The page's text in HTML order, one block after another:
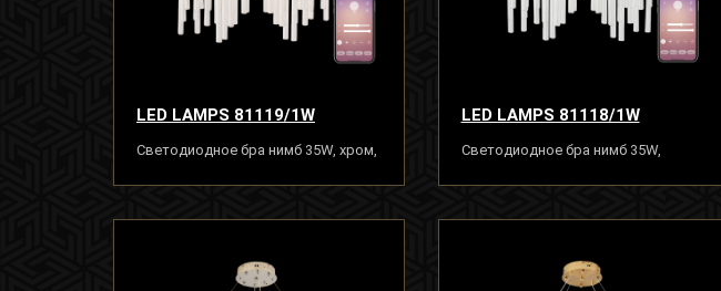
LED LAMPS 81119/1W
Светодиодное бра нимб 35W, хром,
LED LAMPS 81118/1W
Светодиодное бра нимб 35W,